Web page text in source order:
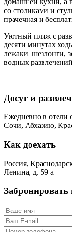
со столиками и
прачечная и
Уютный пляж с
десяти минутах
лежаки, шезлонги,
водных
Досуг и
Ежедневно в отели
Сочи, Абхазию,
Как доехать
Россия,
Ленина, д. 59 а
Забронировать